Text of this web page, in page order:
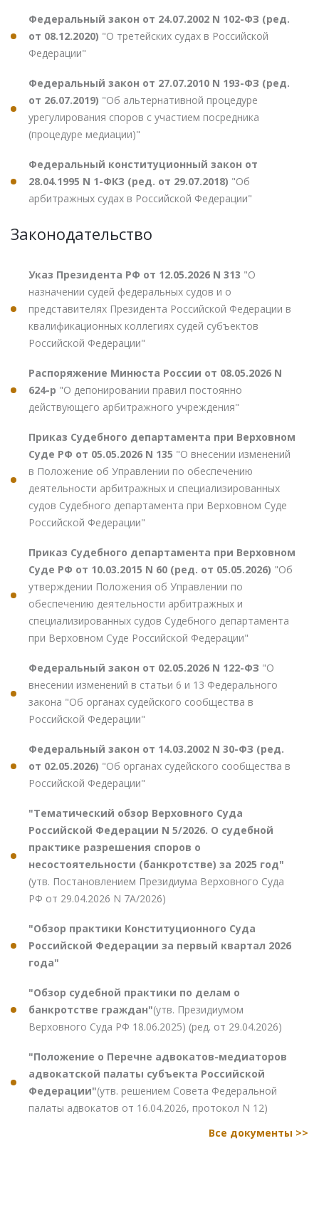
Федеральный закон от 24.07.2002 N 102-ФЗ (ред.
от 08.12.2020) "О третейских судах в Российской
Федерации"
Федеральный закон от 27.07.2010 N 193-ФЗ (ред.
от 26.07.2019) "Об альтернативной процедуре
урегулирования споров с участием посредника
(процедуре медиации)"
Федеральный конституционный закон от
28.04.1995 N 1-ФКЗ (ред. от 29.07.2018) "Об
арбитражных судах в Российской Федерации"
Законодательство
Указ Президента РФ от 12.05.2026 N 313 "О
назначении судей федеральных судов и о
представителях Президента Российской Федерации в
квалификационных коллегиях судей субъектов
Российской Федерации"
Распоряжение Минюста России от 08.05.2026 N
624-р "О депонировании правил постоянно
действующего арбитражного учреждения"
Приказ Судебного департамента при Верховном
Суде РФ от 05.05.2026 N 135 "О внесении изменений
в Положение об Управлении по обеспечению
деятельности арбитражных и специализированных
судов Судебного департамента при Верховном Суде
Российской Федерации"
Приказ Судебного департамента при Верховном
Суде РФ от 10.03.2015 N 60 (ред. от 05.05.2026) "Об
утверждении Положения об Управлении по
обеспечению деятельности арбитражных и
специализированных судов Судебного департамента
при Верховном Суде Российской Федерации"
Федеральный закон от 02.05.2026 N 122-ФЗ "О
внесении изменений в статьи 6 и 13 Федерального
закона "Об органах судейского сообщества в
Российской Федерации"
Федеральный закон от 14.03.2002 N 30-ФЗ (ред.
от 02.05.2026) "Об органах судейского сообщества в
Российской Федерации"
"Тематический обзор Верховного Суда
Российской Федерации N 5/2026. О судебной
практике разрешения споров о
несостоятельности (банкротстве) за 2025 год"
(утв. Постановлением Президиума Верховного Суда
РФ от 29.04.2026 N 7А/2026)
"Обзор практики Конституционного Суда
Российской Федерации за первый квартал 2026
года"
"Обзор судебной практики по делам о
банкротстве граждан"(утв. Президиумом
Верховного Суда РФ 18.06.2025) (ред. от 29.04.2026)
"Положение о Перечне адвокатов-медиаторов
адвокатской палаты субъекта Российской
Федерации"(утв. решением Совета Федеральной
палаты адвокатов от 16.04.2026, протокол N 12)
Все документы >>